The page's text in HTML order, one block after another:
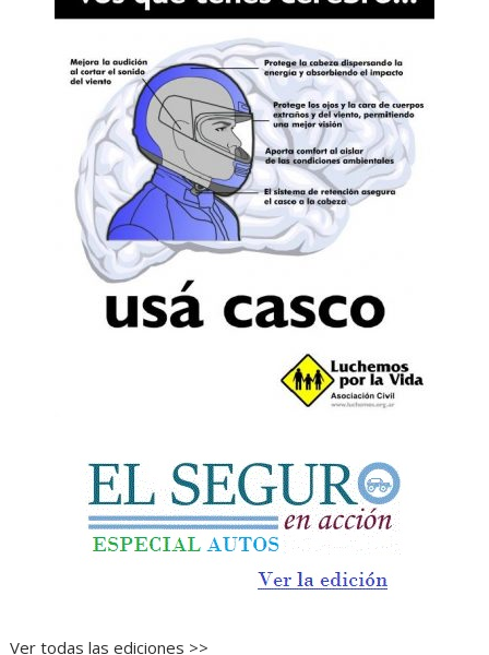
Ver todas las ediciones >>